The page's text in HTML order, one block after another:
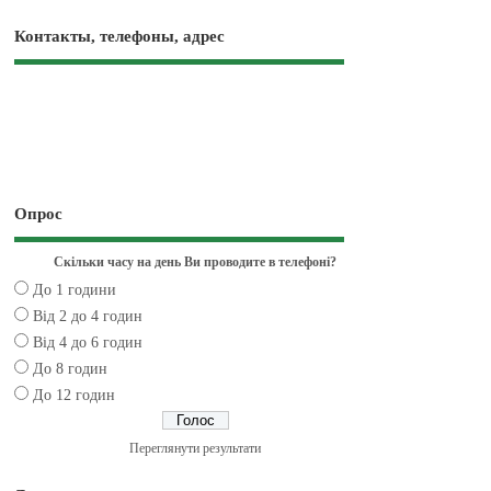
Контакты, телефоны, адрес
Опрос
Скільки часу на день Ви проводите в телефоні?
До 1 години
Від 2 до 4 годин
Від 4 до 6 годин
До 8 годин
До 12 годин
Переглянути результати